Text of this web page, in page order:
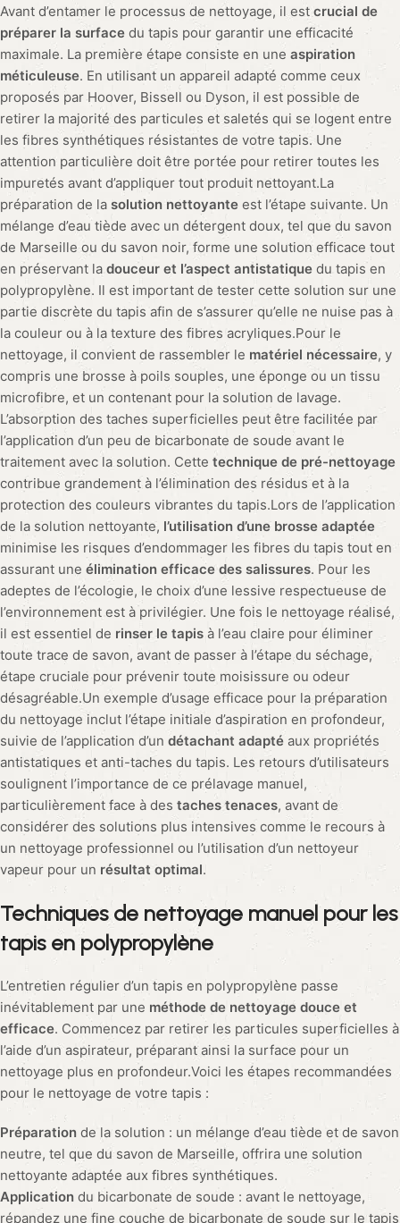
Avant d’entamer le processus de nettoyage, il est crucial de
préparer la surface du tapis pour garantir une efficacité
maximale. La première étape consiste en une aspiration
méticuleuse. En utilisant un appareil adapté comme ceux
proposés par Hoover, Bissell ou Dyson, il est possible de
retirer la majorité des particules et saletés qui se logent entre
les fibres synthétiques résistantes de votre tapis. Une
attention particulière doit être portée pour retirer toutes les
impuretés avant d’appliquer tout produit nettoyant.La
préparation de la solution nettoyante est l’étape suivante. Un
mélange d’eau tiède avec un détergent doux, tel que du savon
de Marseille ou du savon noir, forme une solution efficace tout
en préservant la douceur et l’aspect antistatique du tapis en
polypropylène. Il est important de tester cette solution sur une
partie discrète du tapis afin de s’assurer qu’elle ne nuise pas à
la couleur ou à la texture des fibres acryliques.Pour le
nettoyage, il convient de rassembler le matériel nécessaire, y
compris une brosse à poils souples, une éponge ou un tissu
microfibre, et un contenant pour la solution de lavage.
L’absorption des taches superficielles peut être facilitée par
l’application d’un peu de bicarbonate de soude avant le
traitement avec la solution. Cette technique de pré-nettoyage
contribue grandement à l’élimination des résidus et à la
protection des couleurs vibrantes du tapis.Lors de l’application
de la solution nettoyante, l’utilisation d’une brosse adaptée
minimise les risques d’endommager les fibres du tapis tout en
assurant une élimination efficace des salissures. Pour les
adeptes de l’écologie, le choix d’une lessive respectueuse de
l’environnement est à privilégier. Une fois le nettoyage réalisé,
il est essentiel de rinser le tapis à l’eau claire pour éliminer
toute trace de savon, avant de passer à l’étape du séchage,
étape cruciale pour prévenir toute moisissure ou odeur
désagréable.Un exemple d’usage efficace pour la préparation
du nettoyage inclut l’étape initiale d’aspiration en profondeur,
suivie de l’application d’un détachant adapté aux propriétés
antistatiques et anti-taches du tapis. Les retours d’utilisateurs
soulignent l’importance de ce prélavage manuel,
particulièrement face à des taches tenaces, avant de
considérer des solutions plus intensives comme le recours à
un nettoyage professionnel ou l’utilisation d’un nettoyeur
vapeur pour un résultat optimal.
Techniques de nettoyage manuel pour les
tapis en polypropylène
L’entretien régulier d’un tapis en polypropylène passe
inévitablement par une méthode de nettoyage douce et
efficace. Commencez par retirer les particules superficielles à
l’aide d’un aspirateur, préparant ainsi la surface pour un
nettoyage plus en profondeur.Voici les étapes recommandées
pour le nettoyage de votre tapis :
Préparation de la solution : un mélange d’eau tiède et de savon
neutre, tel que du savon de Marseille, offrira une solution
nettoyante adaptée aux fibres synthétiques.
Application du bicarbonate de soude : avant le nettoyage,
répandez une fine couche de bicarbonate de soude sur le tapis